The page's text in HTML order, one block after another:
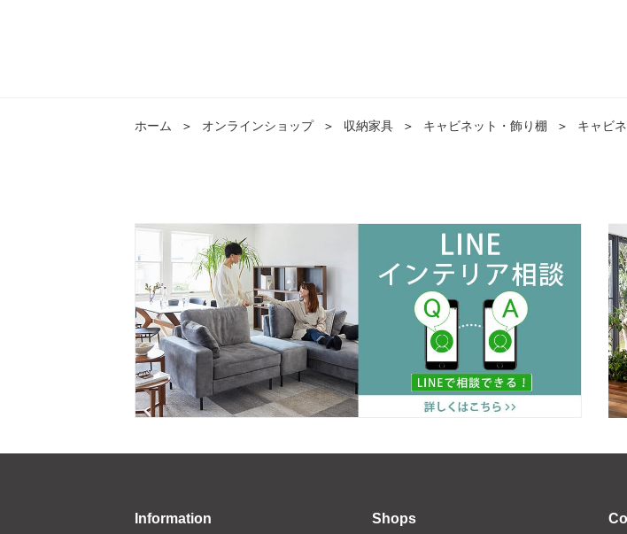
ホーム ＞ オンラインショップ ＞ 収納家具 ＞ キャビネット・飾り棚 ＞ キャビ
Information Shops